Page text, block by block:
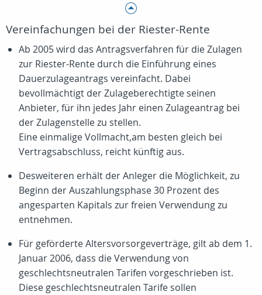
Vereinfachungen bei der Riester-Rente
Ab 2005 wird das Antragsverfahren für die Zulagen
zur Riester-Rente durch die Einführung eines
Dauerzulageantrags vereinfacht. Dabei
bevollmächtigt der Zulageberechtigte seinen
Anbieter, für ihn jedes Jahr einen Zulageantrag bei
der Zulagenstelle zu stellen.
Eine einmalige Vollmacht,am besten gleich bei
Vertragsabschluss, reicht künftig aus.
Desweiteren erhält der Anleger die Möglichkeit, zu
Beginn der Auszahlungsphase 30 Prozent des
angesparten Kapitals zur freien Verwendung zu
entnehmen.
Für geförderte Altersvorsorgeverträge, gilt ab dem 1.
Januar 2006, dass die Verwendung von
geschlechtsneutralen Tarifen vorgeschrieben ist.
Diese geschlechtsneutralen Tarife sollen